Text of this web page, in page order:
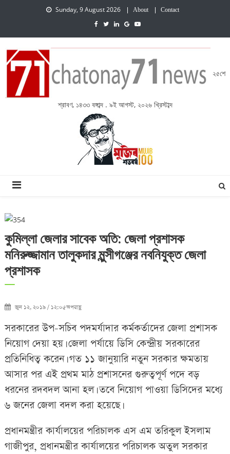
Sunday, 9 August 2026 About Contact
২৫শে
শ্রাবণ, ১৪৩৩ বঙ্গাব্দ . ৯ই আগস্ট, ২০২৬ খ্রিস্টাব্দ
কুমিল্লা জেলার সাবেক অতি: জেলা প্রশাসক
মনিরুজ্জামান তালুকদার মুন্সীগঞ্জের নবনিযুক্ত জেলা
প্রশাসক
জুন ১২, ২০১৯ / ১২:০৫অপরাহ্ণ
সরকারের উপ-সচিব পদমর্যাদার কর্মকর্তাদের জেলা প্রশাসক
নিয়োগ দেয়া হয়। জেলা পর্যায়ে ডিসি কেন্দ্রীয় সরকারের
প্রতিনিধিত্ব করেন। গত ১১ জানুয়ারি নতুন সরকার ক্ষমতায়
আসার পর এই প্রথম মাঠ প্রশাসনের গুরুত্বপূর্ণ পদে বড়
ধরনের রদবদল আনা হল। তবে নিয়োগ পাওয়া ডিসিদের মধ্যে
৬ জনের জেলা বদল করা হয়েছে।
প্রধানমন্ত্রীর কার্যালয়ের পরিচালক এস এম তরিকুল ইসলাম
গাজীপুর, প্রধানমন্ত্রীর কার্যালয়ের পরিচালক অতুল সরকার